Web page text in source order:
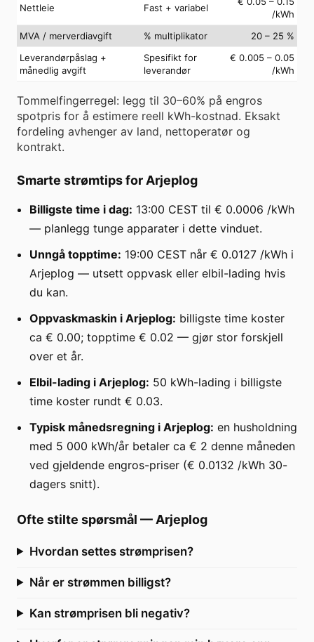
Nettleie Fast + variabel
/kWh
MVA / merverdiavgift
% multiplikator
20 – 25 %
Leverandørpåslag +
månedlig avgift
Spesifikt for
leverandør
€ 0.005 – 0.05
/kWh
Tommelfingerregel: legg til 30–60% på engros
spotpris for å estimere reell kWh-kostnad. Eksakt
fordeling avhenger av land, nettoperatør og
kontrakt.
Smarte strømtips for Arjeplog
Billigste time i dag: 13:00 CEST til € 0.0006 /kWh
— planlegg tunge apparater i dette vinduet.
Unngå topptime: 19:00 CEST når € 0.0127 /kWh i
Arjeplog — utsett oppvask eller elbil-lading hvis
du kan.
Oppvaskmaskin i Arjeplog: billigste time koster
ca € 0.00; topptime € 0.02 — gjør stor forskjell
over et år.
Elbil-lading i Arjeplog: 50 kWh-lading i billigste
time koster rundt € 0.03.
Typisk månedsregning i Arjeplog: en husholdning
med 5 000 kWh/år betaler ca € 2 denne måneden
ved gjeldende engros-priser (€ 0.0132 /kWh 30-
dagers snitt).
Ofte stilte spørsmål — Arjeplog
Hvordan settes strømprisen?
Når er strømmen billigst?
Kan strømprisen bli negativ?